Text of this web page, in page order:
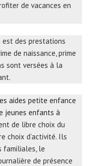
de vacances en
est des prestations
de naissance, prime
sont versées à la
aides petite enfance
jeunes enfants à
de libre choix du
choix d’activité. Ils
familiales, le
de présence